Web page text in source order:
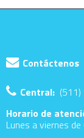
Contáctenos
Central:
Horario de
Lunes a viernes